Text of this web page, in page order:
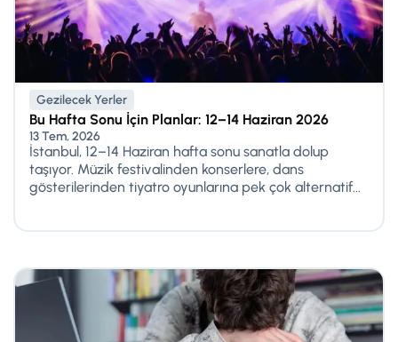
Gezilecek Yerler
Bu Hafta Sonu İçin Planlar: 12–14 Haziran 2026
13 Tem, 2026
İstanbul, 12–14 Haziran hafta sonu sanatla dolup
taşıyor. Müzik festivalinden konserlere, dans
gösterilerinden tiyatro oyunlarına pek çok alternatif...